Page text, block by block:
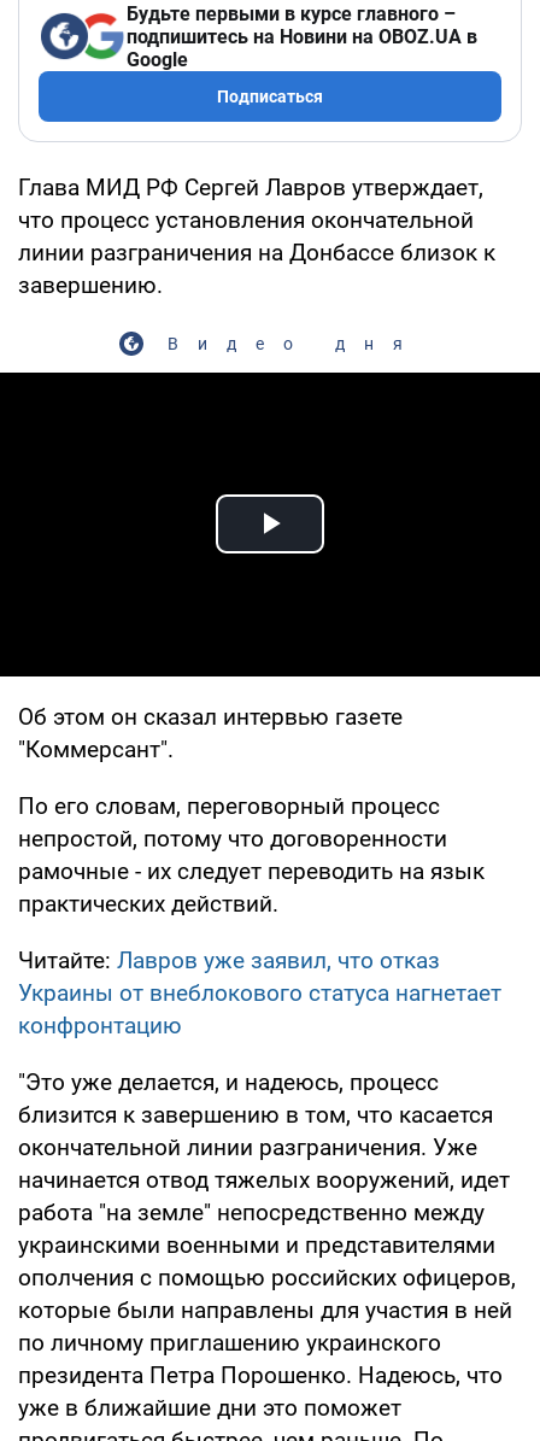
Будьте первыми в курсе главного –
подпишитесь на Новини на OBOZ.UA в
Google
Подписаться
Глава МИД РФ Сергей Лавров утверждает,
что процесс установления окончательной
линии разграничения на Донбассе близок к
завершению.
Видео дня
Play Video
Об этом он сказал интервью газете
"Коммерсант".
По его словам, переговорный процесс
непростой, потому что договоренности
рамочные - их следует переводить на язык
практических действий.
Читайте: Лавров уже заявил, что отказ
Украины от внеблокового статуса нагнетает
конфронтацию
"Это уже делается, и надеюсь, процесс
близится к завершению в том, что касается
окончательной линии разграничения. Уже
начинается отвод тяжелых вооружений, идет
работа "на земле" непосредственно между
украинскими военными и представителями
ополчения с помощью российских офицеров,
которые были направлены для участия в ней
по личному приглашению украинского
президента Петра Порошенко. Надеюсь, что
уже в ближайшие дни это поможет